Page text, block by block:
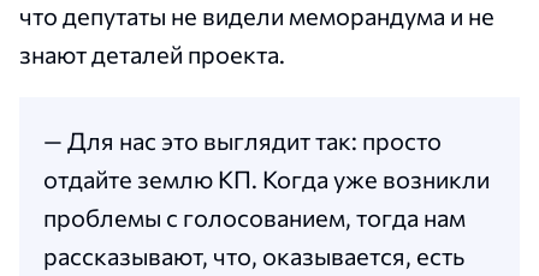
что депутаты не видели меморандума и не
знают деталей проекта.
— Для нас это выглядит так: просто
отдайте землю КП. Когда уже возникли
проблемы с голосованием, тогда нам
рассказывают, что, оказывается, есть